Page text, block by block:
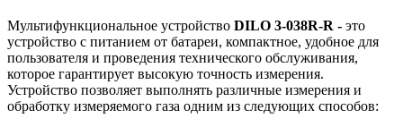
Мультифункциональное устройство DILO 3-038R-R - это
устройство с питанием от батареи, компактное, удобное для
пользователя и проведения технического обслуживания,
которое гарантирует высокую точность измерения.
Устройство позволяет выполнять различные измерения и
обработку измеряемого газа одним из следующих способов: